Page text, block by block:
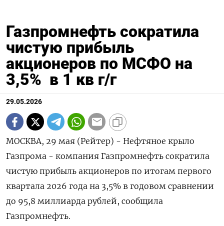
Газпромнефть сократила
чистую прибыль
акционеров по МСФО на
3,5% в 1 кв г/г
29.05.2026
МОСКВА, 29 мая (Рейтер) - Нефтяное крыло
Газпрома - компания Газпромнефть сократила
‌чистую прибыль акционеров по итогам первого
квартала 2026 года на 3,5% в ​годовом ​сравнении ​
до 95,8 ⁠миллиарда рублей, ‌сообщила
Газпромнефть.